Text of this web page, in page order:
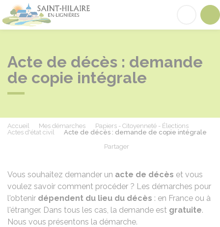
Saint-Hilaire-en-Lignières
Acte de décès : demande
de copie intégrale
Accueil Mes démarches
Papiers - Citoyenneté - Élections
Actes d'état civil
Acte de décès : demande de copie intégrale
Partager
Vous souhaitez demander un acte de décès et vous
voulez savoir comment procéder ? Les démarches pour
l'obtenir dépendent du lieu du décès : en France ou à
l'étranger. Dans tous les cas, la demande est gratuite.
Nous vous présentons la démarche.